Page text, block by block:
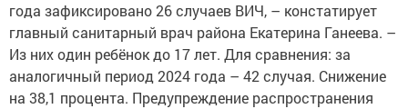
года зафиксировано 26 случаев ВИЧ, – констатирует
главный санитарный врач района Екатерина Ганеева. –
Из них один ребёнок до 17 лет. Для сравнения: за
аналогичный период 2024 года – 42 случая. Снижение
на 38,1 процента. Предупреждение распространения